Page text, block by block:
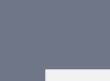
Weitere Elemente Lufttechnik